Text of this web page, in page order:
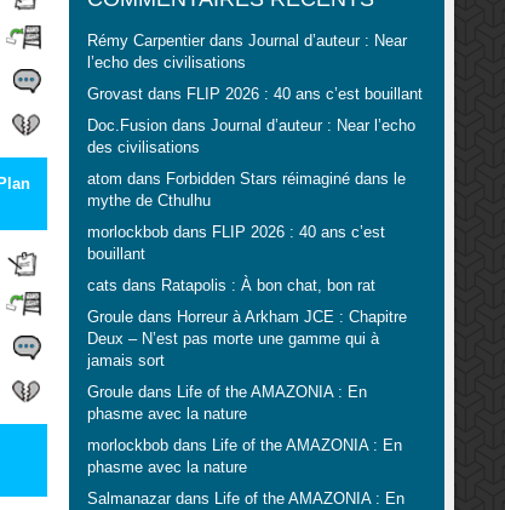
Rémy Carpentierdans Journal d’auteur : Near
l’echo des civilisations
Grovastdans FLIP 2026 : 40 ans c’est bouillant
Doc.Fusiondans Journal d’auteur : Near l’echo
des civilisations
atom dans Forbidden Stars réimaginé dans le
mythe de Cthulhu
morlockbobdans FLIP 2026 : 40 ans c’est
bouillant
cats dans Ratapolis : À bon chat, bon rat
Grouledans Horreur à Arkham JCE : Chapitre
Deux – N’est pas morte une gamme qui à
jamais sort
Grouledans Life of the AMAZONIA : En
phasme avec la nature
morlockbobdans Life of the AMAZONIA : En
phasme avec la nature
Salmanazardans Life of the AMAZONIA : En